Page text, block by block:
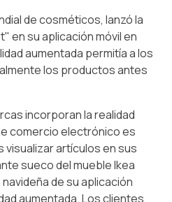
de cosméticos, lanzó la
en su aplicación móvil en
aumentada permitía a los
los productos antes
incorporan la realidad
comercio electrónico es
visualizar artículos en sus
sueco del mueble Ikea
de su aplicación
aumentada. Los clientes